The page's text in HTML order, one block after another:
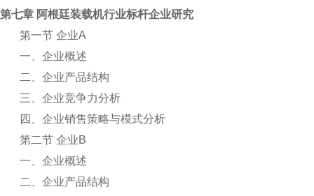
第七章 阿根廷装载机行业标杆企业研究
第一节 企业A
一、企业概述
二、企业产品结构
三、企业竞争力分析
四、企业销售策略与模式分析
第二节 企业B
一、企业概述
二、企业产品结构